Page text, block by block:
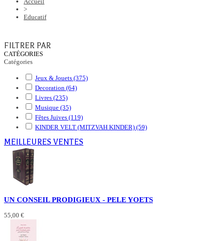
>
Educatif
FILTRER PAR
CATÉGORIES
Catégories
Jeux & Jouets (375)
Decoration (64)
Livres (235)
Musique (35)
Fêtes Juives (119)
KINDER VELT (MITZVAH KINDER) (59)
MEILLEURES VENTES
UN CONSEIL PRODIGIEUX - PELE YOETS
55,00 €